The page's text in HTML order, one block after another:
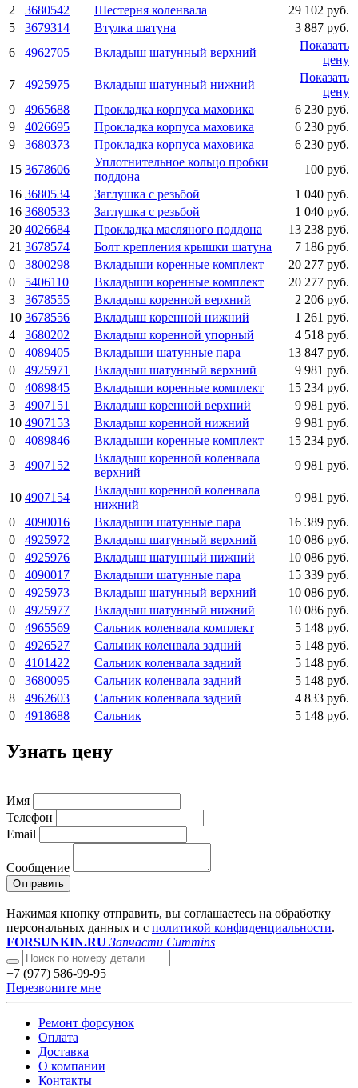
2
3680542 Шестерня коленвала
29 102 руб.
5
3679314 Втулка шатуна
3 887 руб.
6
4962705 Вкладыш шатунный верхний
Показать
цену
7
4925975 Вкладыш шатунный нижний
Показать
цену
9
4965688 Прокладка корпуса маховика
6 230 руб.
9
4026695 Прокладка корпуса маховика
6 230 руб.
9
3680373 Прокладка корпуса маховика
6 230 руб.
15 3678606
Уплотнительное кольцо пробки
поддона
100 руб.
16 3680534 Заглушка с резьбой
1 040 руб.
16 3680533 Заглушка с резьбой
1 040 руб.
20 4026684 Прокладка масляного поддона
13 238 руб.
21 3678574 Болт крепления крышки шатуна
7 186 руб.
0
3800298 Вкладыши коренные комплект
20 277 руб.
0
5406110 Вкладыши коренные комплект
20 277 руб.
3
3678555 Вкладыш коренной верхний
2 206 руб.
10 3678556 Вкладыш коренной нижний
1 261 руб.
4
3680202 Вкладыш коренной упорный
4 518 руб.
0
4089405 Вкладыши шатунные пара
13 847 руб.
0
4925971 Вкладыш шатунный верхний
9 981 руб.
0
4089845 Вкладыши коренные комплект
15 234 руб.
3
4907151 Вкладыш коренной верхний
9 981 руб.
10 4907153 Вкладыш коренной нижний
9 981 руб.
0
4089846 Вкладыши коренные комплект
15 234 руб.
3
4907152
Вкладыш коренной коленвала
верхний
9 981 руб.
10 4907154
Вкладыш коренной коленвала
нижний
9 981 руб.
0
4090016 Вкладыши шатунные пара
16 389 руб.
0
4925972 Вкладыш шатунный верхний
10 086 руб.
0
4925976 Вкладыш шатунный нижний
10 086 руб.
0
4090017 Вкладыши шатунные пара
15 339 руб.
0
4925973 Вкладыш шатунный верхний
10 086 руб.
0
4925977 Вкладыш шатунный нижний
10 086 руб.
0
4965569 Сальник коленвала комплект
5 148 руб.
0
4926527 Сальник коленвала задний
5 148 руб.
0
4101422 Сальник коленвала задний
5 148 руб.
0
3680095 Сальник коленвала задний
5 148 руб.
8
4962603 Сальник коленвала задний
4 833 руб.
0
4918688 Сальник 5 148 руб.
Узнать цену
Имя
Телефон
Email
Сообщение
Отправить
Нажимая кнопку отправить, вы соглашаетесь на обработку
персональных данных и с политикой конфиденциальности.
FORSUNKIN.RU Запчасти Cummins
+7 (977) 586-99-95
Перезвоните мне
Ремонт форсунок
Оплата
Доставка
О компании
Контакты